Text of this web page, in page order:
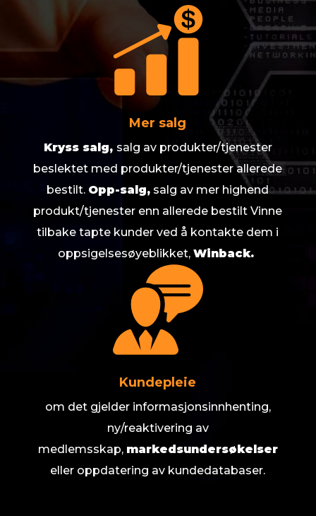
Mer salg
Kryss salg, salg av produkter/tjenester
beslektet med produkter/tjenester allerede
bestilt. Opp-salg, salg av mer highend
produkt/tjenester enn allerede bestilt Vinne
tilbake tapte kunder ved å kontakte dem i
oppsigelsesøyeblikket,Winback.
Kundepleie
om det gjelder informasjonsinnhenting,
ny/reaktivering av
medlemsskap, markedsundersøkelser
eller oppdatering av kundedatabaser.